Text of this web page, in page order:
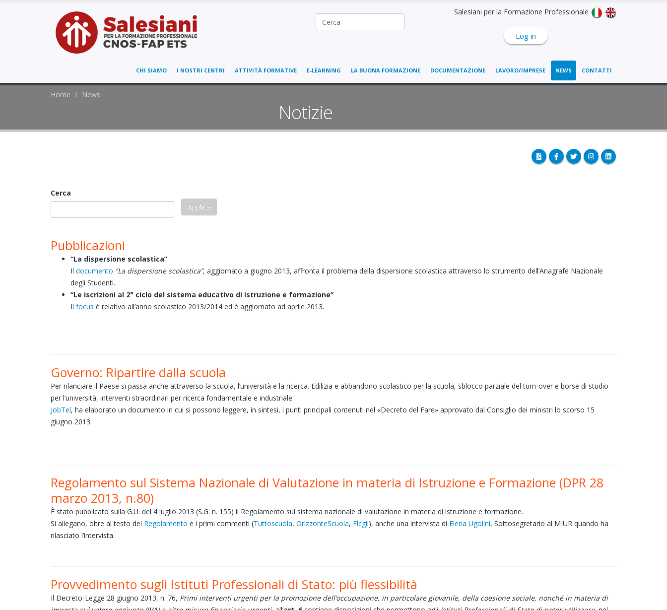
Salesiani per la Formazione Professionale
Log in
Ricerca nel sito
CHI SIAMO I NOSTRI CENTRI ATTIVITÀ FORMATIVE E-LEARNING LA BUONA FORMAZIONE DOCUMENTAZIONE LAVORO/IMPRESE NEWS CONTATTI
Home News
Notizie
Cerca
Pubblicazioni
“La dispersione scolastica”
Il documento “La dispersione scolastica”, aggiornato a giugno 2013, affronta il problema della dispersione scolastica attraverso lo strumento dell’Anagrafe Nazionale
degli Studenti.
“Le iscrizioni al 2° ciclo del sistema educativo di istruzione e formazione”
Il focus è relativo all’anno scolastico 2013/2014 ed è aggiornato ad aprile 2013.
Governo: Ripartire dalla scuola
Per rilanciare il Paese si passa anche attraverso la scuola, l’università e la ricerca. Edilizia e abbandono scolastico per la scuola, sblocco parziale del turn-over e borse di studio
per l’università, interventi straordinari per ricerca fondamentale e industriale.
JobTel, ha elaborato un documento in cui si possono leggere, in sintesi, i punti principali contenuti nel «Decreto del Fare» approvato dal Consiglio dei ministri lo scorso 15
giugno 2013.
Regolamento sul Sistema Nazionale di Valutazione in materia di Istruzione e Formazione (DPR 28
marzo 2013, n.80)
È stato pubblicato sulla G.U. del 4 luglio 2013 (S.G. n. 155) il Regolamento sul sistema nazionale di valutazione in materia di istruzione e formazione.
Si allegano, oltre al testo del Regolamento e i primi commenti (Tuttoscuola, OrizzonteScuola, Flcgil), anche una intervista di Elena Ugolini, Sottosegretario al MIUR quando ha
rilasciato l’intervista.
Provvedimento sugli Istituti Professionali di Stato: più flessibilità
Il Decreto-Legge 28 giugno 2013, n. 76, Primi interventi urgenti per la promozione dell’occupazione, in particolare giovanile, della coesione sociale, nonché in materia di